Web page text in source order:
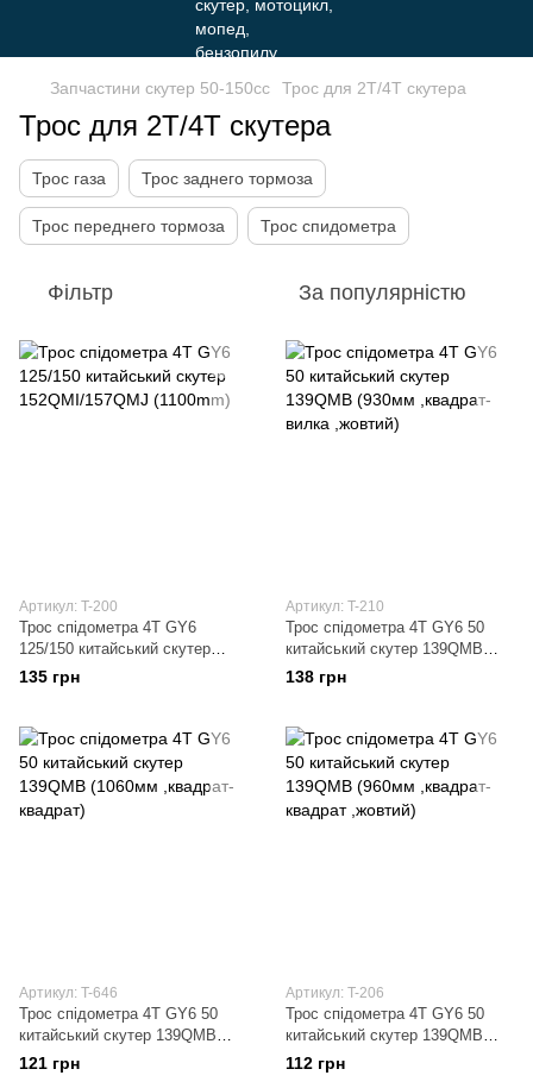
Запчастини скутер 50-150cc Трос для 2Т/4Т скутера
Трос для 2Т/4Т скутера
Трос газа Трос заднего тормоза
Трос переднего тормоза Трос спидометра
Фільтр За популярністю
Артикул: T-200
Трос спідометра 4T GY6
125/150 китайський скутер
152QMI/157QMJ (1100mm)
135 грн
Артикул: T-210
Трос спідометра 4T GY6 50
китайський скутер 139QMB
(930мм ,квадрат-вилка
,жовтий)
138 грн
Артикул: T-646
Трос спідометра 4T GY6 50
китайський скутер 139QMB
(1060мм ,квадрат-квадрат)
121 грн
Артикул: T-206
Трос спідометра 4T GY6 50
китайський скутер 139QMB
(960мм ,квадрат-квадрат
,жовтий)
112 грн